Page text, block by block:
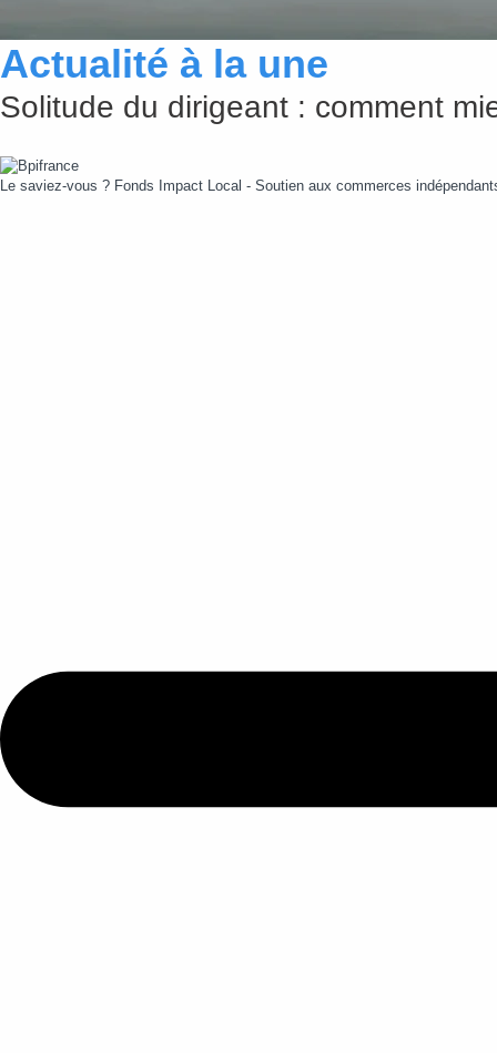
Actualité à la une
Solitude du dirigeant : comment
Le saviez-vous ? Fonds Impact Local - Soutien aux commerces